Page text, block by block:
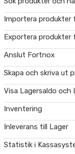
Importera produkter
Exportera produkter
Anslut Fortnox
Skapa och skriva ut
Visa Lagersaldo och
Inventering
Inleverans till Lager
Statistik i